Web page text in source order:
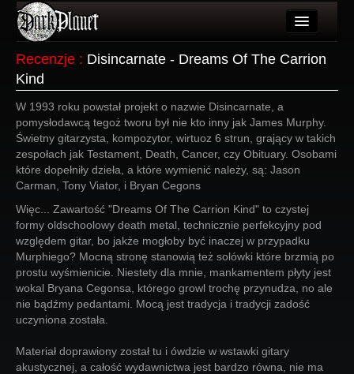
Wydarzenia
Galeria
Forum
Więcej
Login
Recenzje : Disincarnate - Dreams Of The Carrion
Kind
W 1993 roku powstał projekt o nazwie Disincarnate, a
pomysłodawcą tegoż tworu był nie kto inny jak James Murphy.
Świetny gitarzysta, kompozytor, wirtuoz 6 strun, grający w takich
zespołach jak Testament, Death, Cancer, czy Obituary. Osobami
które dopełniły dzieła, a które wymienić należy, są: Jason
Carman, Tony Viator, i Bryan Cegons
Więc... Zawartość "Dreams Of The Carrion Kind" to czystej
formy oldschoolowy death metal, technicznie perfekcyjny pod
względem gitar, bo jakże mogłoby być inaczej w przypadku
Murphiego? Mocną stronę stanowią też solówki które brzmią po
prostu wyśmienicie. Niestety dla mnie, mankamentem płyty jest
wokal Bryana Cegonsa, którego growl trochę przynudza, no ale
nie bądźmy pedantami. Mocą jest tradycja i tradycji zadość
uczyniona została.
Materiał doprawiony został tu i ówdzie w wstawki gitary
akustycznej, a całość wydawnictwa jest bardzo równa, nie ma